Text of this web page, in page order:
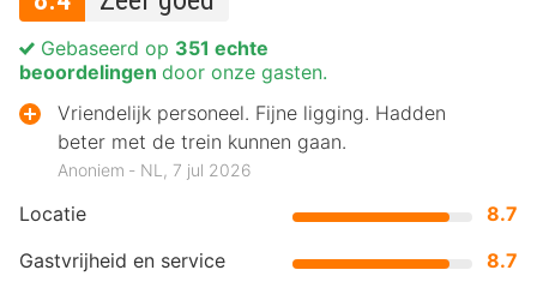
Locatie
8.7
Gastvrijheid en service
8.7
Gebaseerd op 351 echte
beoordelingen door onze gasten.
Vriendelijk personeel. Fijne ligging. Hadden
beter met de trein kunnen gaan.
Anoniem ‐ NL, 7 jul 2026